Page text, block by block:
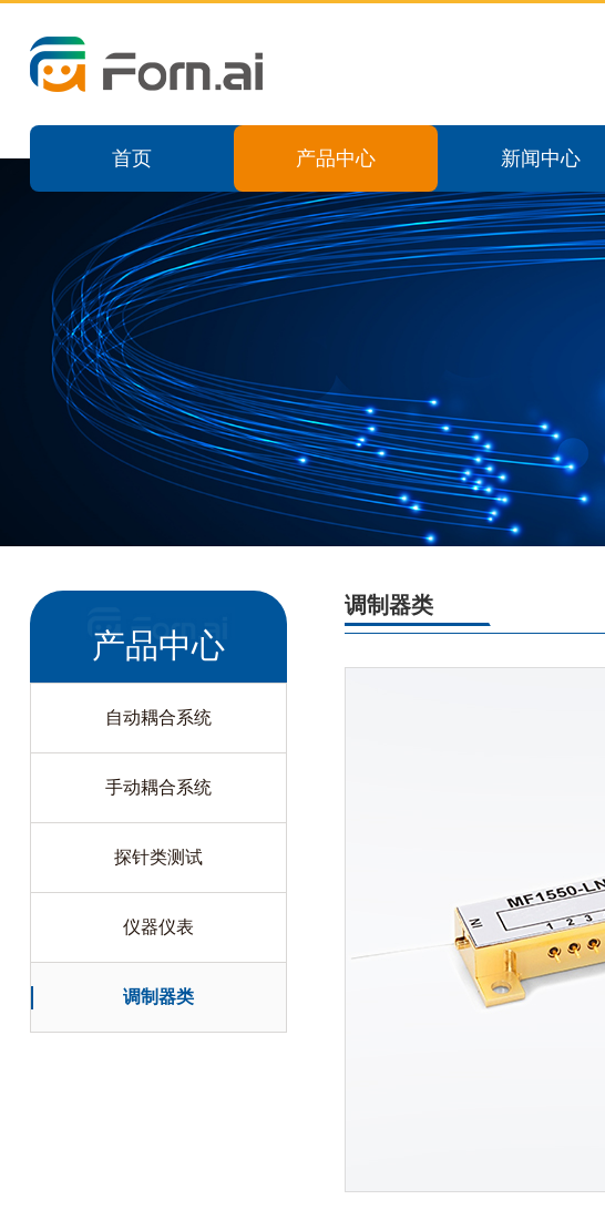
首页 产品中心 新闻中心
产品中心
自动耦合系统
手动耦合系统
探针类测试
仪器仪表
调制器类
调制器类